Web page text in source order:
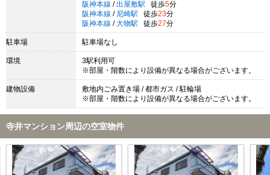
阪神本線 / 出屋敷駅 徒歩5分
阪神本線 / 尼崎駅 徒歩23分
阪神本線 / 大物駅 徒歩27分
駐車場 駐車場なし
環境
3駅利用可
※部屋・階数により設備が異なる場合がございます。
建物設備
敷地内ごみ置き場 / 都市ガス / 駐輪場
※部屋・階数により設備が異なる場合がございます。
寺井マンション周辺の空室物件